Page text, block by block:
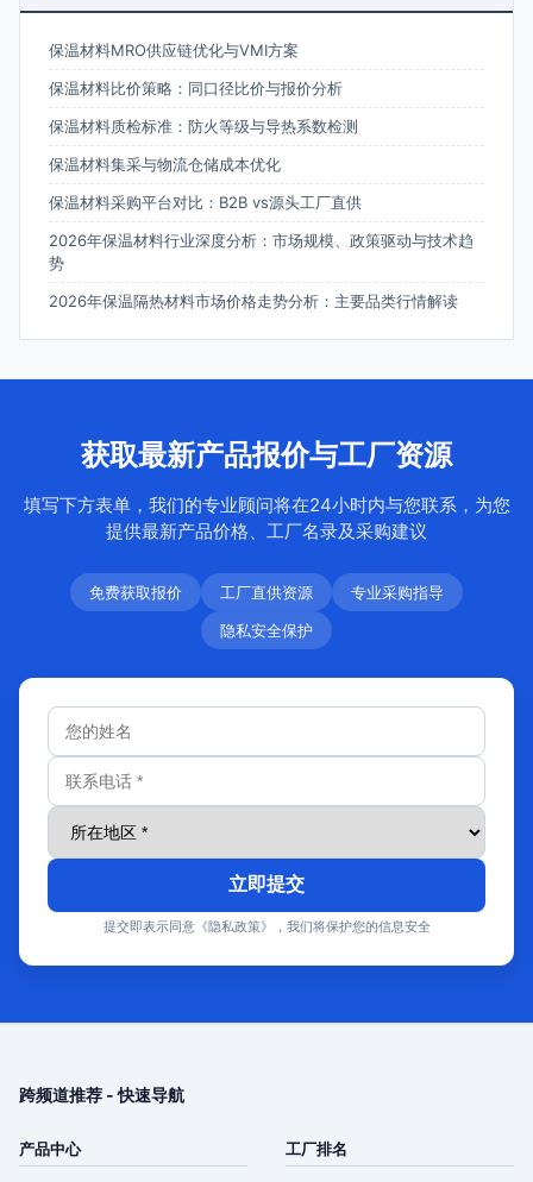
保温材料MRO供应链优化与VMI方案
保温材料比价策略：同口径比价与报价分析
保温材料质检标准：防火等级与导热系数检测
保温材料集采与物流仓储成本优化
保温材料采购平台对比：B2B vs源头工厂直供
2026年保温材料行业深度分析：市场规模、政策驱动与技术趋
势
2026年保温隔热材料市场价格走势分析：主要品类行情解读
获取最新产品报价与工厂资源
填写下方表单，我们的专业顾问将在24小时内与您联系，为您
提供最新产品价格、工厂名录及采购建议
免费获取报价 工厂直供资源
专业采购指导
隐私安全保护
立即提交
提交即表示同意《隐私政策》，我们将保护您的信息安全
跨频道推荐 - 快速导航
产品中心 工厂排名